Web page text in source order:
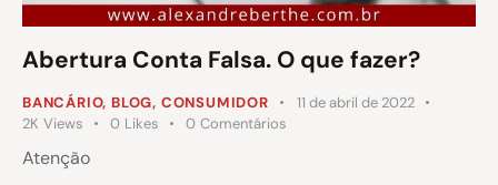
Abertura Conta Falsa. O que fazer?
BANCÁRIO, BLOG, CONSUMIDOR
11 de abril de 2022
2K Views 0 Likes 0 Comentários
Atenção